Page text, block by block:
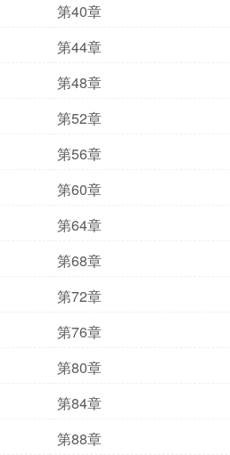
第40章
第44章
第48章
第52章
第56章
第60章
第64章
第68章
第72章
第76章
第80章
第84章
第88章